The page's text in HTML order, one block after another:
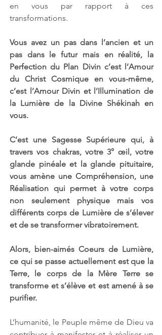
en vous par rapport à ces
transformations.
Vous avez un pas dans l’ancien et un
pas dans le futur mais en réalité, la
Perfection du Plan Divin c’est l’Amour
du Christ Cosmique en vous-même,
c’est l’Amour Divin et l’Illumination de
la Lumière de la Divine Shékinah en
vous.
C’est une Sagesse Supérieure qui, à
travers vos chakras, votre 3° œil, votre
glande pinéale et la glande pituitaire,
vous amène une Compréhension, une
Réalisation qui permet à votre corps
non seulement physique mais vos
différents corps de Lumière de s’élever
et de se transformer vibratoirement.
Alors, bien-aimés Coeurs de Lumière,
ce qui se passe actuellement est que la
Terre, le corps de la Mère Terre se
transforme et s’élève et est amené à se
purifier.
L’humanité, le Peuple même de Dieu va